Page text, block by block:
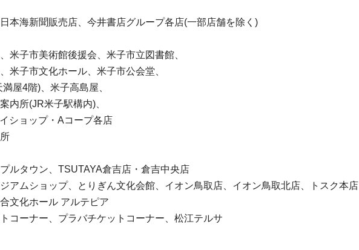
本海新聞販売店、今井書店グループ各店(一部店舗を除く)
米子市美術館後援会、米子市立図書館、
米子市文化ホール、米子市公会堂、
屋4階)、米子高島屋、
内所(JR米子駅構内)、
ショップ・Aコープ各店
ルタウン、TSUTAYA倉吉店・倉吉中央店
アムショップ、とりぎん文化会館、イオン鳥取店、イオン鳥取北店、トスク本店
文化ホール アルテピア
コーナー、プラバチケットコーナー、松江テルサ